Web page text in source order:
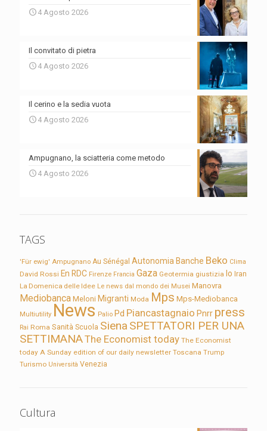
4 Agosto 2026
Il convitato di pietra
4 Agosto 2026
Il cerino e la sedia vuota
4 Agosto 2026
Ampugnano, la sciatteria come metodo
4 Agosto 2026
TAGS
'Für ewig' Ampugnano Au Sénégal Autonomia Banche Beko Clima
David Rossi En RDC Firenze Francia Gaza Geotermia giustizia Io Iran
La Domenica delle Idee Le news dal mondo dei Musei Manovra
Mediobanca Meloni Migranti Moda Mps Mps-Mediobanca
Multiutility News Palio Pd Piancastagnaio Pnrr press
Rai Roma Sanità Scuola Siena SPETTATORI PER UNA
SETTIMANAThe Economist today The Economist
today A Sunday edition of our daily newsletter Toscana Trump
Turismo Università Venezia
Cultura